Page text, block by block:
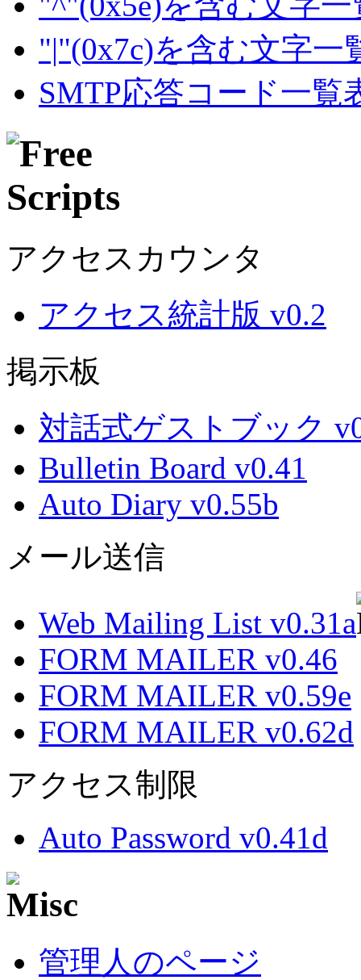
"|"(0x7c)を含む文字一
SMTP応答コード一覧
アクセスカウンタ
アクセス統計版 v0.2
掲示板
対話式ゲストブック
Bulletin Board v0.41
Auto Diary v0.55b
メール送信
Web Mailing List v0.31a
FORM MAILER v0.46
FORM MAILER v0.59e
FORM MAILER v0.62d
アクセス制限
Auto Password v0.41d
管理人のページ